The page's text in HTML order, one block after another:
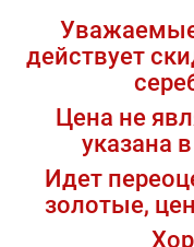
Уважаемые
действует
Цена не
указана
Идет
золотые,